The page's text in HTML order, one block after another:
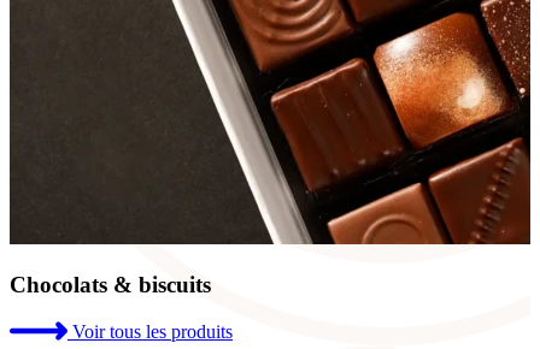
Chocolats & biscuits
Voir tous les produits